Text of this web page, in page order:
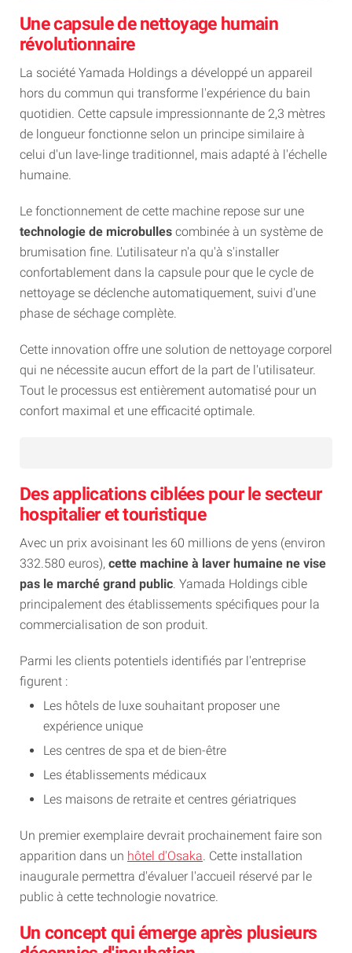
Une capsule de nettoyage humain
révolutionnaire
La société Yamada Holdings a développé un appareil
hors du commun qui transforme l'expérience du bain
quotidien. Cette capsule impressionnante de 2,3 mètres
de longueur fonctionne selon un principe similaire à
celui d'un lave-linge traditionnel, mais adapté à l'échelle
humaine.
Le fonctionnement de cette machine repose sur une
technologie de microbulles combinée à un système de
brumisation fine. L'utilisateur n'a qu'à s'installer
confortablement dans la capsule pour que le cycle de
nettoyage se déclenche automatiquement, suivi d'une
phase de séchage complète.
Cette innovation offre une solution de nettoyage corporel
qui ne nécessite aucun effort de la part de l'utilisateur.
Tout le processus est entièrement automatisé pour un
confort maximal et une efficacité optimale.
Des applications ciblées pour le secteur
hospitalier et touristique
Avec un prix avoisinant les 60 millions de yens (environ
332.580 euros), cette machine à laver humaine ne vise
pas le marché grand public. Yamada Holdings cible
principalement des établissements spécifiques pour la
commercialisation de son produit.
Parmi les clients potentiels identifiés par l'entreprise
figurent :
Les hôtels de luxe souhaitant proposer une
expérience unique
Les centres de spa et de bien-être
Les établissements médicaux
Les maisons de retraite et centres gériatriques
Un premier exemplaire devrait prochainement faire son
apparition dans un hôtel d'Osaka. Cette installation
inaugurale permettra d'évaluer l'accueil réservé par le
public à cette technologie novatrice.
Un concept qui émerge après plusieurs